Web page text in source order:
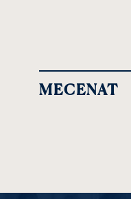
MECENAT